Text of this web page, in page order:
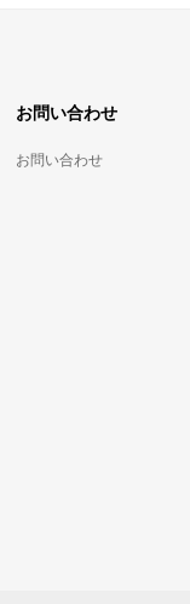
お問い合わせ
お問い合わせ